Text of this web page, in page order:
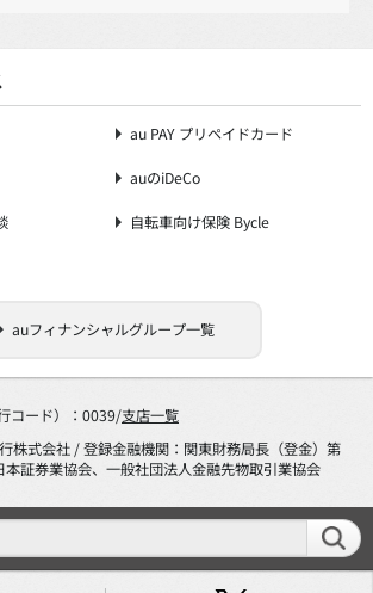
au PAY プリペイドカード
auのiDeCo
自転車向け保険 Bycle
auフィナンシャルグループ一覧
コード）：0039/支店一覧
関東財務局長（登金）第
：日本証券業協会、一般社団法人金融先物取引業協会